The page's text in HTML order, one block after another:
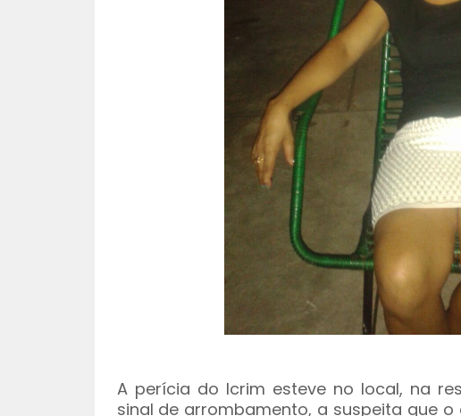
A perícia do Icrim esteve no local, na
sinal de arrombamento, a suspeita que